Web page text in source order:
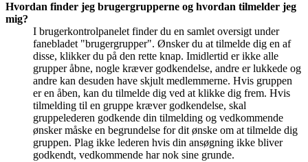
Hvordan finder jeg brugergrupperne og hvordan tilmelder jeg
mig?
I brugerkontrolpanelet finder du en samlet oversigt under
fanebladet "brugergrupper". Ønsker du at tilmelde dig en af
disse, klikker du på den rette knap. Imidlertid er ikke alle
grupper åbne, nogle kræver godkendelse, andre er lukkede og
andre kan desuden have skjult medlemmerne. Hvis gruppen
er en åben, kan du tilmelde dig ved at klikke dig frem. Hvis
tilmelding til en gruppe kræver godkendelse, skal
gruppelederen godkende din tilmelding og vedkommende
ønsker måske en begrundelse for dit ønske om at tilmelde dig
gruppen. Plag ikke lederen hvis din ansøgning ikke bliver
godkendt, vedkommende har nok sine grunde.